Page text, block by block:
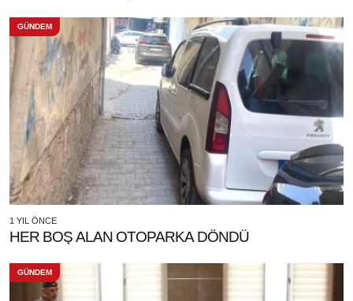
GÜNDEM
1 YIL ÖNCE
HER BOŞ ALAN OTOPARKA DÖNDÜ
GÜNDEM